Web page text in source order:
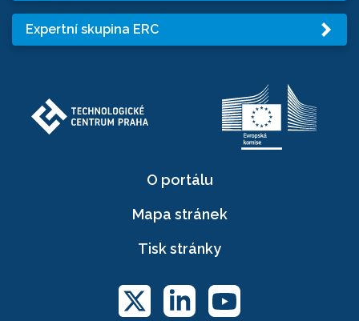
Expertní skupina ERC
O portálu
Mapa stránek
Tisk stránky